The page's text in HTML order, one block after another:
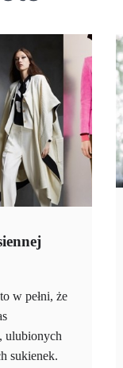
w pełni, że
ulubionych
sukienek.